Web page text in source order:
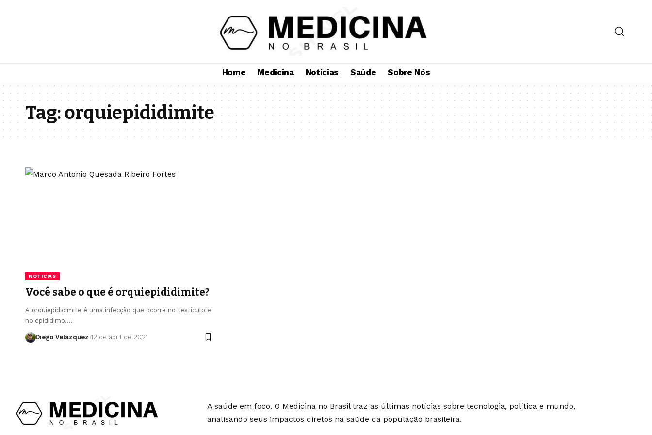
Home Medicina Notícias Saúde Sobre Nós
Tag:orquiepididimite
NOTÍCIAS
Você sabe o que é orquiepididimite?
A orquiepididimite é uma infecção que ocorre no testículo e
no epidídimo.…
Diego Velázquez 12 de abril de 2021
A saúde em foco. O Medicina no Brasil traz as últimas notícias sobre tecnologia, política e mundo,
analisando seus impactos diretos na saúde da população brasileira.